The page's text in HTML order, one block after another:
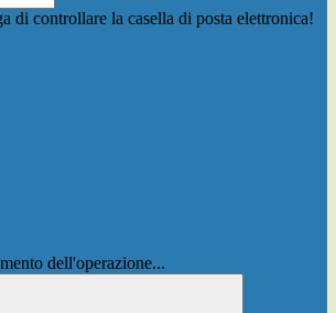
di controllare la casella di posta elettronica!
dell'operazione...